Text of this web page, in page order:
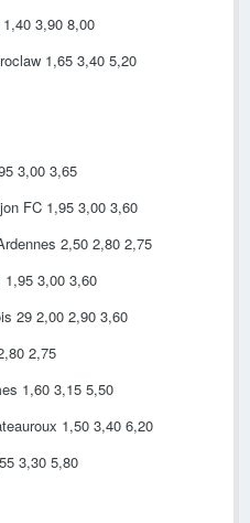
3,90 8,00
1,65 3,40 5,20
3,00 3,65
FC 1,95 3,00 3,60
2,50 2,80 2,75
3,00 3,60
29 2,00 2,90 3,60
2,75
1,60 3,15 5,50
1,50 3,40 6,20
3,30 5,80